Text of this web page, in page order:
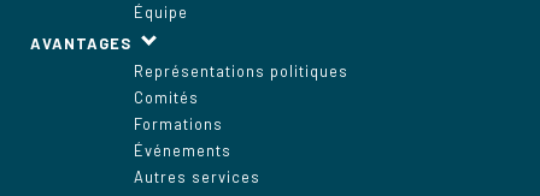
Équipe
AVANTAGES
Représentations politiques
Comités
Formations
Événements
Autres services